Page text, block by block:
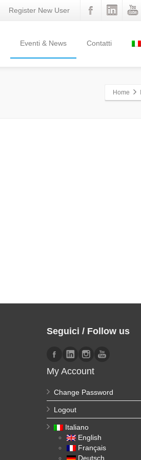
Register New User
Eventi & News Contatti
Home
Seguici / Follow us
My Account
Change Password
Logout
Italiano
English
Français
Deutsch